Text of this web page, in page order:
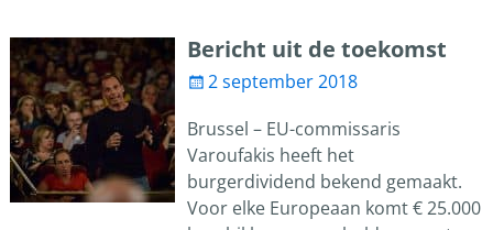
Bericht uit de toekomst
2 september 2018
Brussel – EU-commissaris
Varoufakis heeft het
burgerdividend bekend gemaakt.
Voor elke Europeaan komt € 25.000